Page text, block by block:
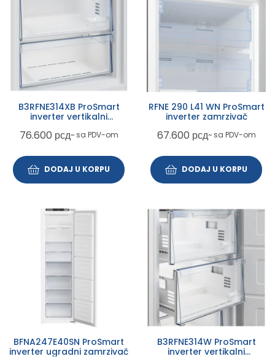
B3RFNE314XB ProSmart
inverter vertikalni
76.600 рсд~ sa PDV-om
DODAJ U KORPU
RFNE 290 L41 WN ProSmart
inverter zamrzivač
67.600 рсд~ sa PDV-om
DODAJ U KORPU
BFNA247E40SN ProSmart
inverter ugradni zamrzivač
B3RFNE314W ProSmart
inverter vertikalni